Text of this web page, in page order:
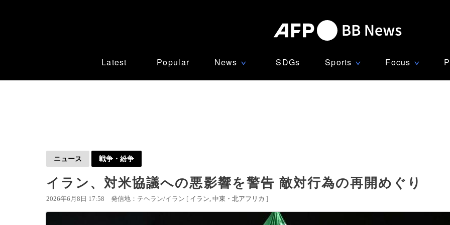
Latest Popular News ∨ SDGs Sports ∨ Focus ∨
ニュース 戦争・紛争
イラン、対米協議への悪影響を警告 敵対行為の再開めぐり
2026年6月8日 17:58 発信地：テヘラン/イラン [ イラン 中東・北アフリカ ]